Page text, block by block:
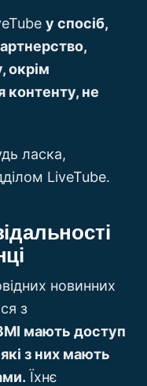
у спосіб,
окрім
контенту, не
ласка,
LiveTube.
новинних
з
мають доступ
з них мають
Їхнє